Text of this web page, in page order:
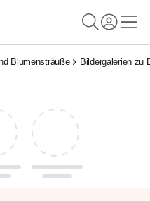
Blumensträuße Bildergalerien zu